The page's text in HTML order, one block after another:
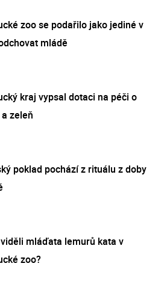
zoo se podařilo jako jediné v
mládě
kraj vypsal dotaci na péči o
zeleň
poklad pochází z rituálu z doby
mláďata lemurů kata v
zoo?